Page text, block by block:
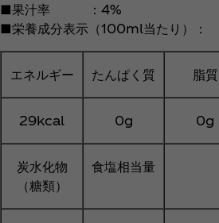
■果汁率 ：4%
■栄養成分表示（100ml当たり）：
エネルギー たんぱく質 脂質
29kcal 0g 0g
炭水化物
（糖類）
食塩相当量